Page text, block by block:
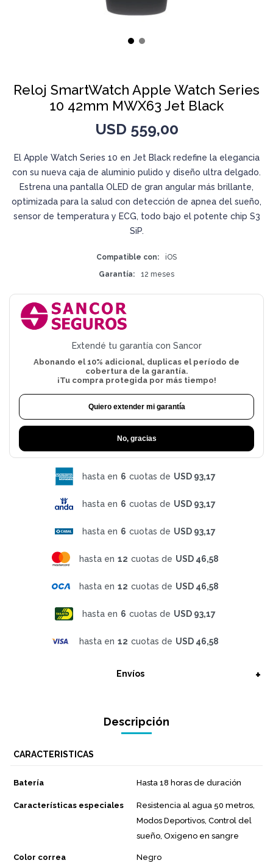
Reloj SmartWatch Apple Watch Series
10 42mm MWX63 Jet Black
USD 559,00
El Apple Watch Series 10 en Jet Black redefine la elegancia
con su nueva caja de aluminio pulido y diseño ultra delgado.
Estrena una pantalla OLED de gran angular más brillante,
optimizada para la salud con detección de apnea del sueño,
sensor de temperatura y ECG, todo bajo el potente chip S3
SiP.
Compatible con
iOS
Garantía
12 meses
Extendé tu garantía con Sancor
Abonando el 10% adicional, duplicas el período de
cobertura de la garantía.
¡Tu compra protegida por más tiempo!
Quiero extender mi garantía
No, gracias
hasta en 6 cuotas de USD 93,17
hasta en 6 cuotas de USD 93,17
hasta en 6 cuotas de USD 93,17
hasta en 12 cuotas de USD 46,58
hasta en 12 cuotas de USD 46,58
hasta en 6 cuotas de USD 93,17
hasta en 12 cuotas de USD 46,58
Envíos
Descripción
CARACTERISTICAS
Batería Hasta 18 horas de duración
Características especiales
Resistencia al agua 50 metros,
Modos Deportivos, Control del
sueño, Oxigeno en sangre
Color correa Negro